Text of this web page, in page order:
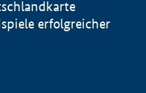
erfolgreicher